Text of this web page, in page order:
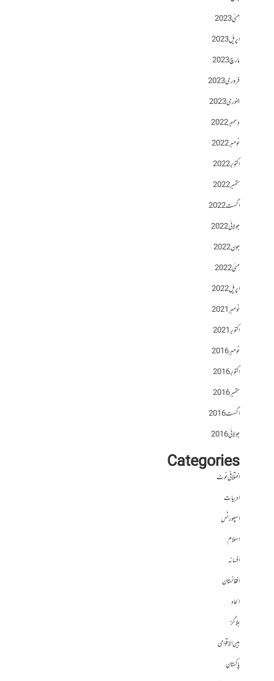
مئی 2023
اپریل 2023
مارچ 2023
فروری 2023
جنوری 2023
دسمبر 2022
نومبر 2022
اکتوبر 2022
ستمبر 2022
اگست 2022
جولائی 2022
جون 2022
مئی 2022
اپریل 2022
نومبر 2021
اکتوبر 2021
نومبر 2016
اکتوبر 2016
ستمبر 2016
اگست 2016
جولائی 2016
Categories
اختلافی نوٹ
ادبیات
اسپورٹس
اسلام
افسانہ
افغانستان
الحاد
بلاگز
بین الاقوامی
پاکستان